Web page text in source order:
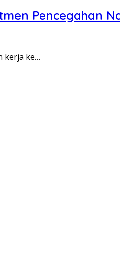
Pencegahan
kerja ke…